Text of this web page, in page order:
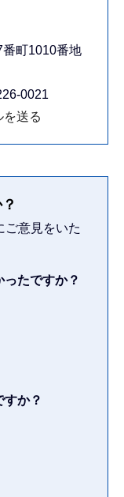
町1010番地
0021
を送る
ご意見をいた
たですか？
すか？